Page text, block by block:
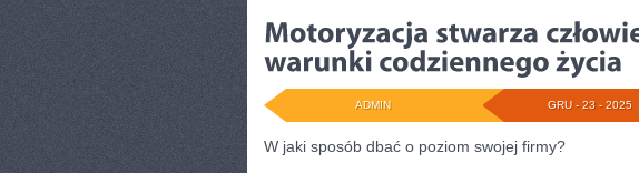
GRU - 23 - 2025
ADMIN
W jaki sposób dbać o poziom swojej firmy?